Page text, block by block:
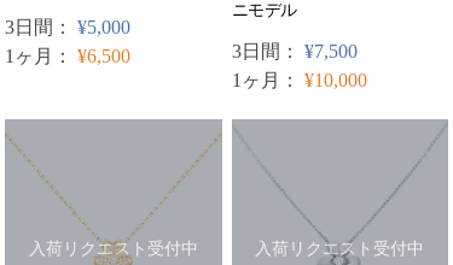
3日間： ¥5,000
1ヶ月： ¥6,500
ニモデル
3日間： ¥7,500
1ヶ月： ¥10,000
入荷リクエスト受付中 入荷リクエスト受付中